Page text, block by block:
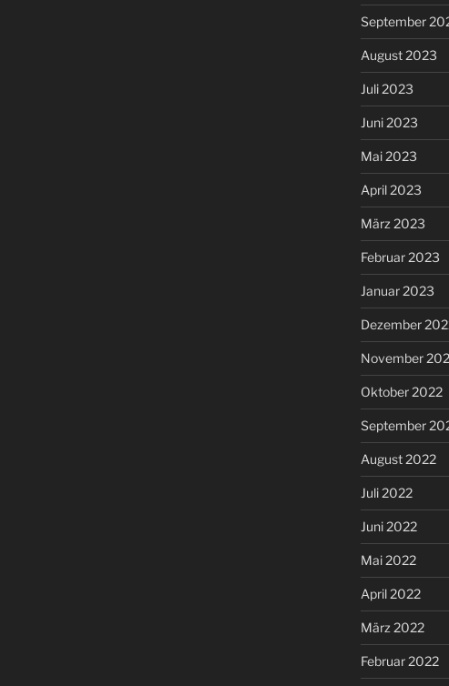
September
August 2023
Juli 2023
Juni 2023
Mai 2023
April 2023
März 2023
Februar 2023
Januar 2023
Dezember
November
Oktober 2022
September
August 2022
Juli 2022
Juni 2022
Mai 2022
April 2022
März 2022
Februar 2022